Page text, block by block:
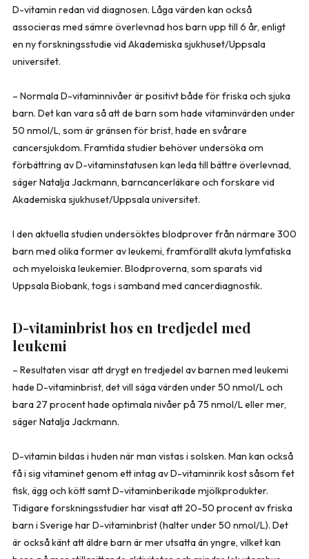
D-vitamin redan vid diagnosen. Låga värden kan också
associeras med sämre överlevnad hos barn upp till 6 år, enligt
en ny forskningsstudie vid Akademiska sjukhuset/Uppsala
universitet.
– Normala D-vitaminnivåer är positivt både för friska och sjuka
barn. Det kan vara så att de barn som hade vitaminvärden under
50 nmol/L, som är gränsen för brist, hade en svårare
cancersjukdom. Framtida studier behöver undersöka om
förbättring av D-vitaminstatusen kan leda till bättre överlevnad,
säger Natalja Jackmann, barncancerläkare och forskare vid
Akademiska sjukhuset/Uppsala universitet.
I den aktuella studien undersöktes blodprover från närmare 300
barn med olika former av leukemi, framförallt akuta lymfatiska
och myeloiska leukemier. Blodproverna, som sparats vid
Uppsala Biobank, togs i samband med cancerdiagnostik.
D-vitaminbrist hos en tredjedel med
leukemi
– Resultaten visar att drygt en tredjedel av barnen med leukemi
hade D-vitaminbrist, det vill säga värden under 50 nmol/L och
bara 27 procent hade optimala nivåer på 75 nmol/L eller mer,
säger Natalja Jackmann.
D-vitamin bildas i huden när man vistas i solsken. Man kan också
få i sig vitaminet genom ett intag av D-vitaminrik kost såsom fet
fisk, ägg och kött samt D-vitaminberikade mjölkprodukter.
Tidigare forskningsstudier har visat att 20-50 procent av friska
barn i Sverige har D-vitaminbrist (halter under 50 nmol/L). Det
är också känt att äldre barn är mer utsatta än yngre, vilket kan